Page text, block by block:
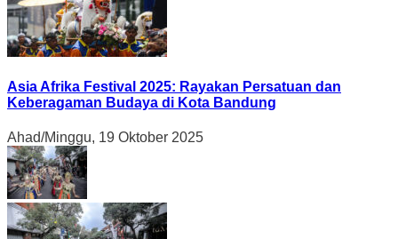
Asia Afrika Festival 2025: Rayakan Persatuan dan
Keberagaman Budaya di Kota Bandung
Ahad/Minggu, 19 Oktober 2025